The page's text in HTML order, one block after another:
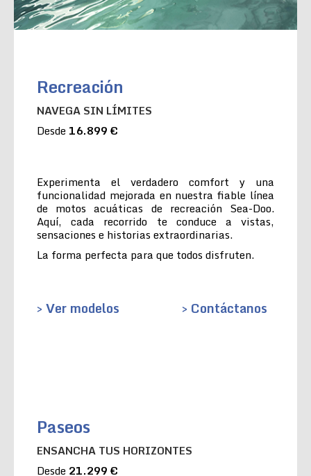
Recreación
NAVEGA SIN LÍMITES
Desde 16.899 €
Experimenta el verdadero comfort y una
funcionalidad mejorada en nuestra fiable línea
de motos acuáticas de recreación Sea-Doo.
Aquí, cada recorrido te conduce a vistas,
sensaciones e historias extraordinarias.
La forma perfecta para que todos disfruten.
> Ver modelos > Contáctanos
Paseos
ENSANCHA TUS HORIZONTES
Desde 21.299 €